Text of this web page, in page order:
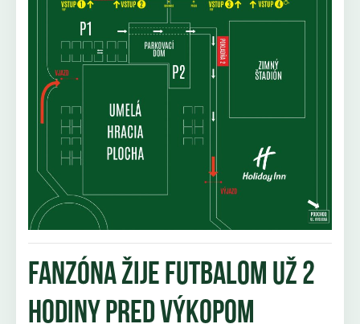
Fanzóna žije futbalom už 2
hodiny pred výkopom